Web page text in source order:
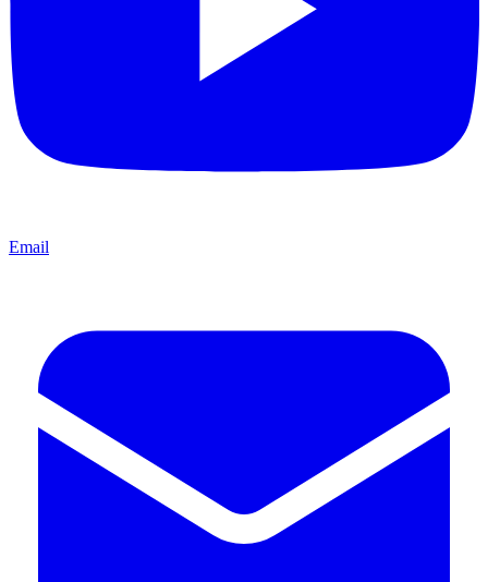
Email